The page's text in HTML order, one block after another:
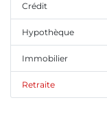
Crédit
Hypothèque
Immobilier
Retraite